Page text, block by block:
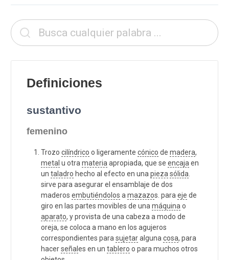
Definiciones
sustantivo
femenino
Trozo cilíndrico o ligeramente cónico de madera,
metal u otra materia apropiada, que se encaja en
un taladro hecho al efecto en una pieza sólida
sirve para asegurar el ensamblaje de dos
maderos embutiéndolos a mazazos. para eje de
giro en las partes movibles de una máquina o
aparato, y provista de una cabeza a modo de
oreja, se coloca a mano en los agujeros
correspondientes para sujetaralguna cosa, para
hacerseñal es en un tablero o para muchos otros